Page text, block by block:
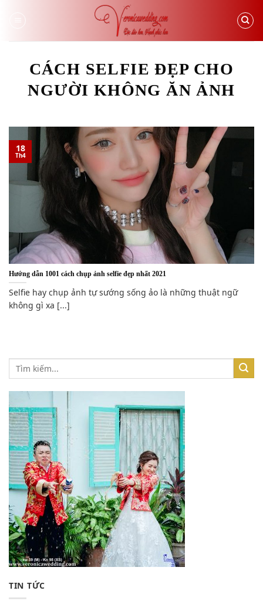
CÁCH SELFIE ĐẸP CHO
NGƯỜI KHÔNG ĂN ẢNH
Hướng dẫn 1001 cách chụp ảnh selfie đẹp nhất 2021
Selfie hay chụp ảnh tự sướng sống ảo là những thuật ngữ
không gì xa [...]
18
Th4
TIN TỨC